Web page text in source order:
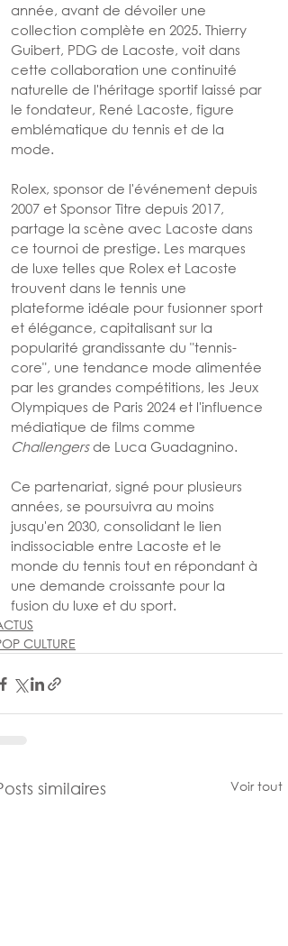
année, avant de dévoiler une
collection complète en 2025. Thierry
Guibert, PDG de Lacoste, voit dans
cette collaboration une continuité
naturelle de l'héritage sportif laissé par
le fondateur, René Lacoste, figure
emblématique du tennis et de la
mode.
Rolex, sponsor de l'événement depuis
2007 et Sponsor Titre depuis 2017,
partage la scène avec Lacoste dans
ce tournoi de prestige. Les marques
de luxe telles que Rolex et Lacoste
trouvent dans le tennis une
plateforme idéale pour fusionner sport
et élégance, capitalisant sur la
popularité grandissante du "tennis-
core", une tendance mode alimentée
par les grandes compétitions, les Jeux
Olympiques de Paris 2024 et l'influence
médiatique de films comme
Challengers de Luca Guadagnino.
Ce partenariat, signé pour plusieurs
années, se poursuivra au moins
jusqu'en 2030, consolidant le lien
indissociable entre Lacoste et le
monde du tennis tout en répondant à
une demande croissante pour la
fusion du luxe et du sport.
CULTURE
similaires Voir tout